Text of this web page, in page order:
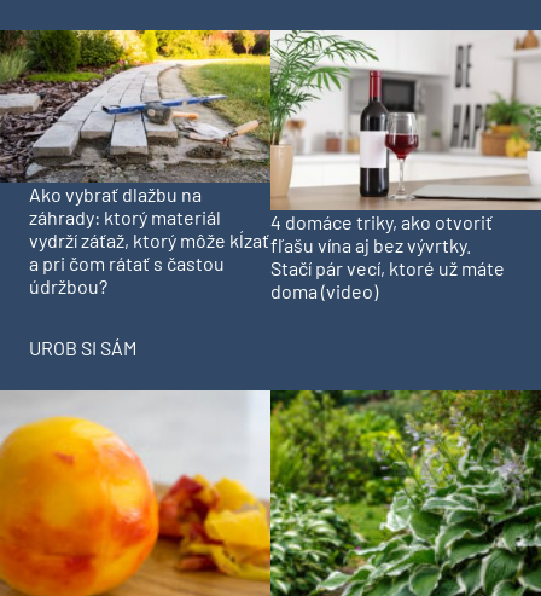
Ako vybrať dlažbu na
záhrady: ktorý materiál
vydrží záťaž, ktorý môže kĺzať
a pri čom rátať s častou
údržbou?
4 domáce triky, ako otvoriť
fľašu vína aj bez vývrtky.
Stačí pár vecí, ktoré už máte
doma (video)
UROB SI SÁM